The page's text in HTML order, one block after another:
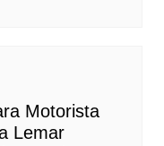
Motorista
Lemar